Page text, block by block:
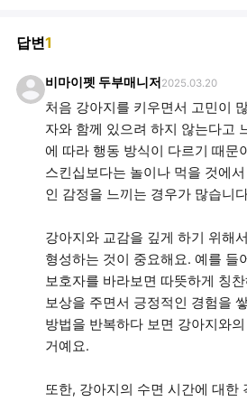
답변1
비마이펫 두부매니저 2025.03.20
처음 강아지를 키우면서 고민이
자와 함께 있으려 하지 않는다고
에 따라 행동 방식이 다르기 때문
스킨십보다는 놀이나 먹을 것에
인 감정을 느끼는 경우가 많습니
강아지와 교감을 깊게 하기 위해
형성하는 것이 중요해요. 예를 들
보호자를 바라보면 따뜻하게 칭
보상을 주면서 긍정적인 경험을
방법을 반복하다 보면 강아지와
거예요.
또한, 강아지의 수면 시간에 대한